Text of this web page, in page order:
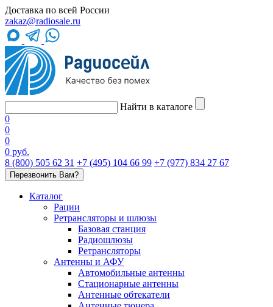
Доставка по всей России
zakaz@radiosale.ru
Найти в каталоге
0
0
0
0 руб.
8 (800) 505 62 31 +7 (495) 104 66 99 +7 (977) 834 27 67
Перезвонить Вам?
Каталог
Рации
Ретрансляторы и шлюзы
Базовая станция
Радиошлюзы
Ретрансляторы
Антенны и АФУ
Автомобильные антенны
Стационарные антенны
Антенные обтекатели